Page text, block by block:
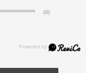
(0)